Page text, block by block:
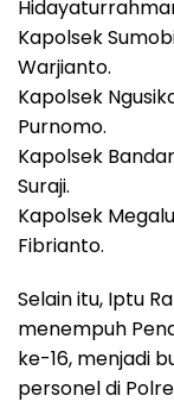
Kapolsek
Warjianto.
Kapolsek
Purnomo.
Kapolsek
Suraji.
Kapolsek
Fibrianto.
Selain itu, Iptu
menempuh
ke-16, menjadi
personel di